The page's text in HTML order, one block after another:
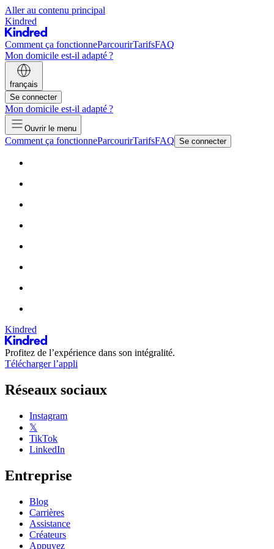
Aller au contenu principal
Kindred
Comment ça fonctionneParcourirTarifsFAQ
Mon domicile est-il adapté ?
français
Se connecter
Mon domicile est-il adapté ?
Ouvrir le menu
Comment ça fonctionneParcourirTarifsFAQ Se connecter
Kindred
Profitez de l’expérience dans son intégralité.
Télécharger l’appli
Réseaux sociaux
Instagram
𝕏
TikTok
LinkedIn
Entreprise
Blog
Carrières
Assistance
Créateurs
Appuyez